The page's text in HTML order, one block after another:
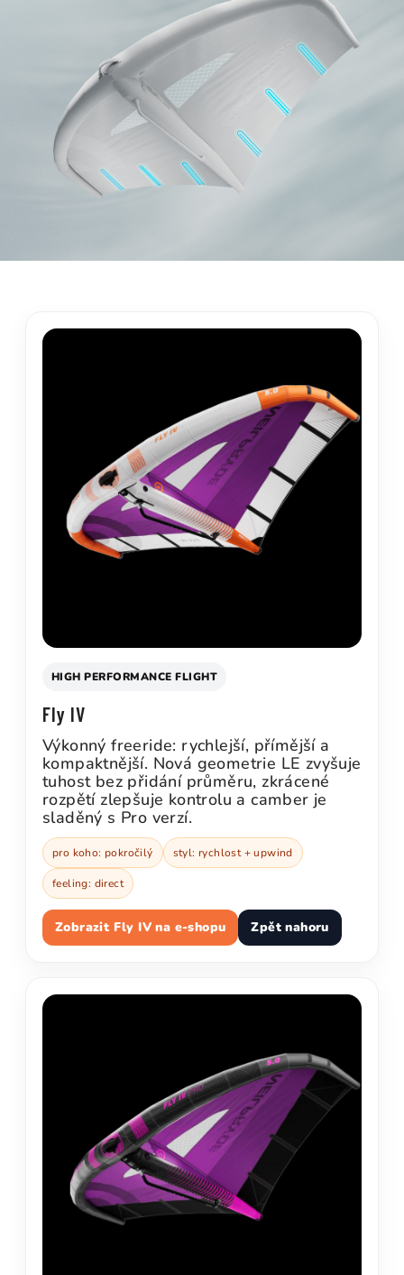
HIGH PERFORMANCE FLIGHT
Fly IV
Výkonný freeride: rychlejší, přímější a
kompaktnější. Nová geometrie LE zvyšuje
tuhost bez přidání průměru, zkrácené
rozpětí zlepšuje kontrolu a camber je
sladěný s Pro verzí.
pro koho: pokročilý styl: rychlost + upwind
feeling: direct
Zobrazit Fly IV na e-shopu Zpět nahoru